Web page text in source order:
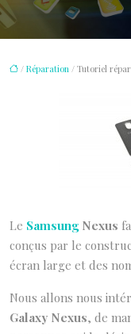
/ Réparation / Tutoriel
Le SamsungNexus
conçus par le
écran large et des
Nous allons nous
Galaxy Nexus, de